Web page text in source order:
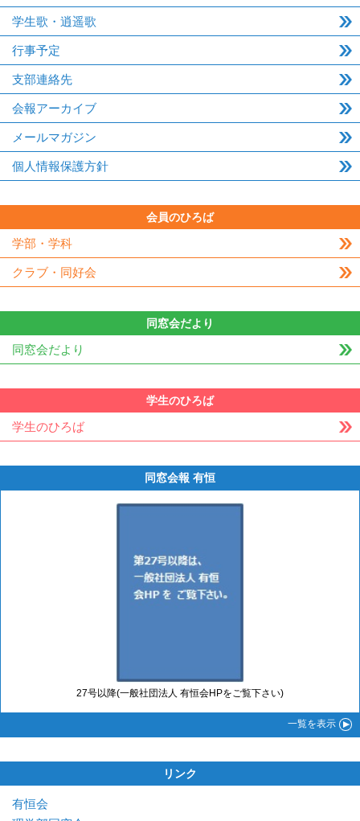
学生歌・逍遥歌
行事予定
支部連絡先
会報アーカイブ
メールマガジン
個人情報保護方針
会員のひろば
学部・学科
クラブ・同好会
同窓会だより
同窓会だより
学生のひろば
学生のひろば
同窓会報 有恒
27号以降(一般社団法人 有恒会HPをご覧下さい)
一覧を表示
リンク
有恒会